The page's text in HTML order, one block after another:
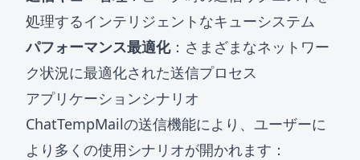
処理するインテリジェントなキューシステム
パフォーマンス最適化：さまざまなネットワー
ク状況に最適化された送信プロセス
アプリケーションシナリオ
ChatTempMailの送信機能により、ユーザーに
より多くの使用シナリオが開かれます：